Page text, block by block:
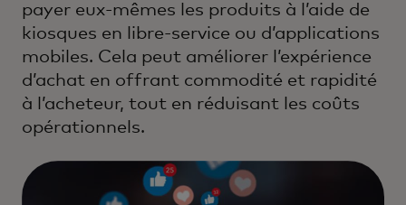
payer eux-mêmes les produits à l’aide de
kiosques en libre-service ou d’applications
mobiles. Cela peut améliorer l’expérience
d’achat en offrant commodité et rapidité
à l’acheteur, tout en réduisant les coûts
opérationnels.